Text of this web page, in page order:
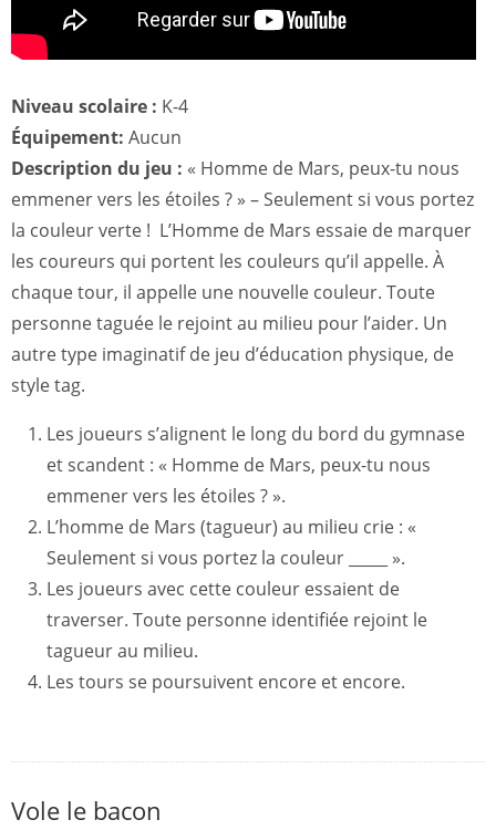
Niveau scolaire : K-4
Équipement: Aucun
Description du jeu : « Homme de Mars, peux-tu nous
emmener vers les étoiles ? » – Seulement si vous portez
la couleur verte ! L’Homme de Mars essaie de marquer
les coureurs qui portent les couleurs qu’il appelle. À
chaque tour, il appelle une nouvelle couleur. Toute
personne taguée le rejoint au milieu pour l’aider. Un
autre type imaginatif de jeu d’éducation physique, de
style tag.
Les joueurs s’alignent le long du bord du gymnase
et scandent : « Homme de Mars, peux-tu nous
emmener vers les étoiles ? ».
L’homme de Mars (tagueur) au milieu crie : «
Seulement si vous portez la couleur _____ ».
Les joueurs avec cette couleur essaient de
traverser. Toute personne identifiée rejoint le
tagueur au milieu.
Les tours se poursuivent encore et encore.
Vole le bacon